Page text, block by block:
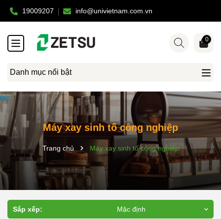
19009207 info@univietnam.com.vn
Danh mục nổi bật
0
Máy xay sinh tố công nghiệp
Trang chủ Máy xay sinh tố công nghiệp
Sắp xếp: Mặc định